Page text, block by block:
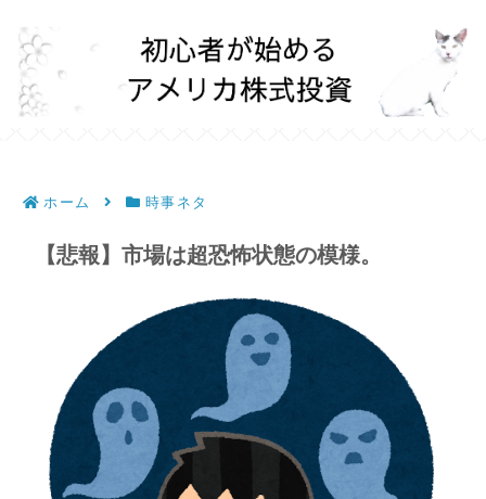
ホーム 時事ネタ
【悲報】市場は超恐怖状態の模様。